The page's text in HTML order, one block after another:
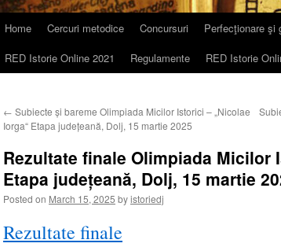
SkipHome Cercuri metodice Concursuri Perfecţionare şi
RED Istorie Online 2021
Regulamente RED Istorie
← Subiecte și bareme Olimpiada Micilor Istorici – „Nicolae
Iorga“ Etapa județeană, Dolj, 15 martie 2025
Rezultate finale Olimpiada Micilor
Etapa județeană, Dolj, 15 martie
Posted on March 15, 2025 byistoriedj
Rezultate finale